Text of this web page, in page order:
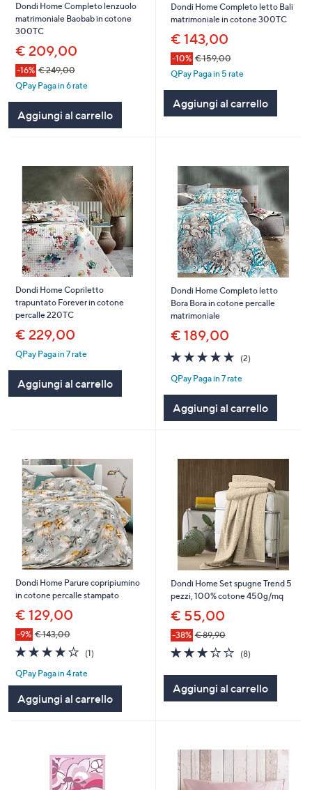
Dondi Home Completo lenzuolo
matrimoniale Baobab in cotone
300TC
€ 209,00
-16% € 249,00
QPay Paga in 6 rate
Aggiungi al carrello
Dondi Home Completo letto Bali
matrimoniale in cotone 300TC
€ 143,00
-10% € 159,00
QPay Paga in 5 rate
Aggiungi al carrello
Dondi Home Copriletto
trapuntato Forever in cotone
percalle 220TC
€ 229,00
QPay Paga in 7 rate
Aggiungi al carrello
Dondi Home Completo letto
Bora Bora in cotone percalle
matrimoniale
€ 189,00
5.0
of
5
(2)2
QPay Paga in 7 rate
Aggiungi al carrello
Dondi Home Parure copripiumino
in cotone percalle stampato
€ 129,00
-9% € 143,00
4.0
of
5
Stars
(1)1
QPay Paga in 4 rate
Aggiungi al carrello
Dondi Home Set spugne Trend 5
pezzi, 100% cotone 450g/mq
€ 55,00
-38% € 89,90
3.0
of
5
Stars
(8)8
Aggiungi al carrello